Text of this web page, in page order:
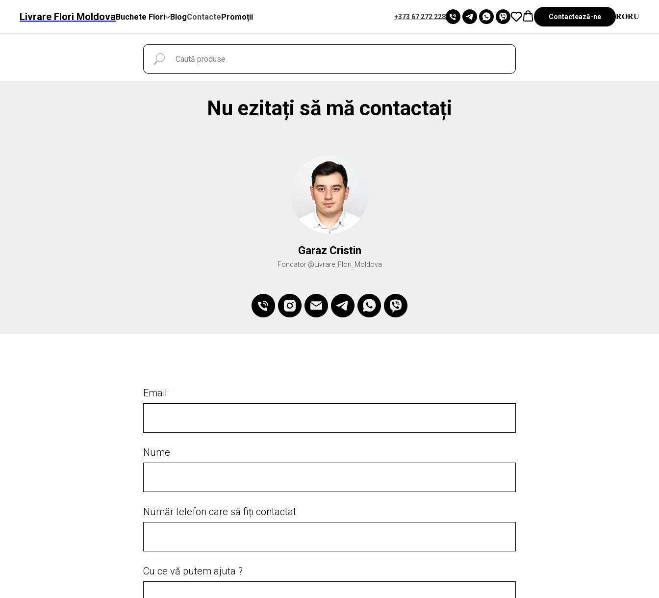
Livrare Flori MoldovaBuchete Flori BlogContactePromoții +373 67 272 228 Contactează-ne RORU
Nu ezitați să mă contactați
Garaz Cristin
Fondator @Livrare_Flori_Moldova
Email
Nume
Număr telefon care să fiți contactat
Cu ce vă putem ajuta ?